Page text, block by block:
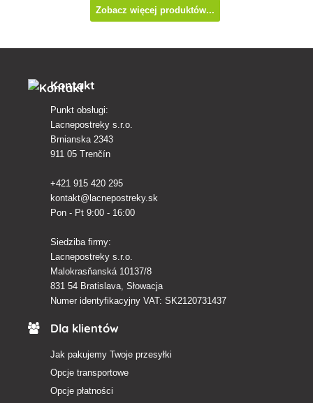
Zobacz więcej produktów...
Kontakt
Punkt obsługi:
Lacnepostreky s.r.o.
Brnianska 2343
911 05 Trenčín
+421 915 420 295
kontakt@lacnepostreky.sk
Pon - Pt 9:00 - 16:00
Siedziba firmy:
Lacnepostreky s.r.o.
Malokrasňanská 10137/8
831 54 Bratislava, Słowacja
Numer identyfikacyjny VAT: SK2120731437
Dla klientów
Jak pakujemy Twoje przesyłki
Opcje transportowe
Opcje płatności